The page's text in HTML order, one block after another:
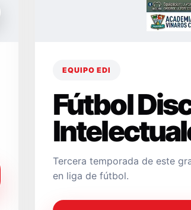
EQUIPO EDI
Fútbol
Tercera temporada de este
en liga de fútbol.